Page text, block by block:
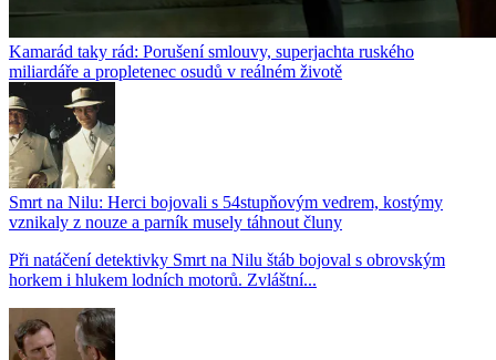
Kamarád taky rád: Porušení smlouvy, superjachta ruského
miliardáře a propletenec osudů v reálném životě
Smrt na Nilu: Herci bojovali s 54stupňovým vedrem, kostýmy
vznikaly z nouze a parník musely táhnout čluny
Při natáčení detektivky Smrt na Nilu štáb bojoval s obrovským
horkem i hlukem lodních motorů. Zvláštní...